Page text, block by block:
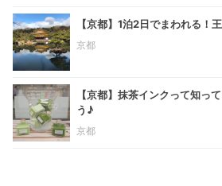
【京都】1泊2日でまわれる！
京都
【京都】抹茶インクって知っ
う♪
京都